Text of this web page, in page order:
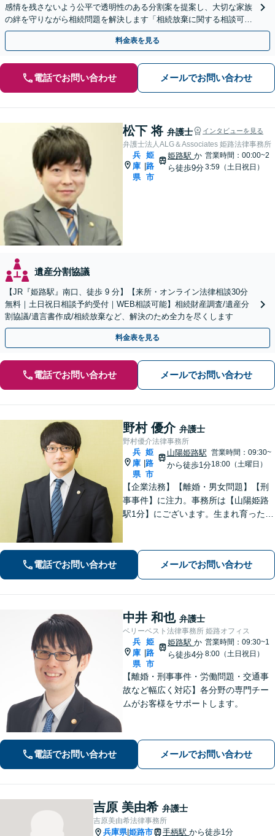
感情を残さないよう公平で透明性のある分割案を提案し、大切な家族
の絆を守りながら相続問題を解決します「相続放棄に関する相談可」
「大切な人へ想いを遺す遺言書の作成」【完全個室相談】
料金表を見る
電話でお問い合わせ メールでお問い合わせ
松下 将 弁護士 インタビューを見る
弁護士法人ALG＆Associates 姫路法律事務所
兵
庫
県
姫
路
市
姫路駅か
ら徒歩9分
営業時間：00:00~2
3:59（土日祝日）
遺産分割協議
【JR『姫路駅』南口、徒歩 9 分】【来所・オンライン法律相談30分
無料｜土日祝日相談予約受付｜WEB相談可能】相続財産調査/遺産分
割協議/遺言書作成/相続放棄など、解決のため全力を尽くします
料金表を見る
電話でお問い合わせ メールでお問い合わせ
野村 優介 弁護士
野村優介法律事務所
兵
庫
県
姫
路
市
山陽姫路駅
から徒歩1分
営業時間：09:30~
18:00（土曜日）
【企業法務】【離婚・男女問題】【刑
事事件】に注力。事務所は【山陽姫路
駅1分】にございます。生まれ育った故
たいと考えています。【電話相談可
能】お気軽にご相談ください。
電話でお問い合わせ メールでお問い合わせ
中井 和也 弁護士
ベリーベスト法律事務所 姫路オフィス
兵
庫
県
姫
路
市
姫路駅か
ら徒歩4分
営業時間：09:30~1
8:00（土日祝日）
【離婚・刑事事件・労働問題・交通事
故など幅広く対応】各分野の専門チー
ムがお客様をサポートします。
電話でお問い合わせ メールでお問い合わせ
吉原 美由希 弁護士
吉原美由希法律事務所
兵庫県|姫路市 手柄駅 から徒歩1分